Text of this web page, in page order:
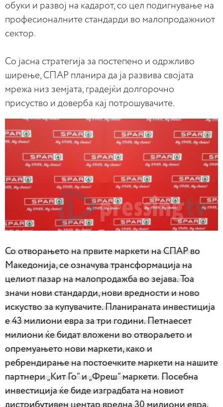
обуки и развој на кадарот, со цел подигнување на
професионалните стандарди во малопродажниот
сектор.
Со јасна стратегија за постепено и одржливо
ширење, СПАР планира да ја развива својата
мрежа низ земјата, градејќи долгорочно
присуство и доверба кај потрошувачите.
Со отворањето на првите маркети на СПАР во
Македонија, се означува трансформација на
целиот пазар на малопродажба во зејава. Тоа
значи нови стандарди, нови вредности и ново
искуство за купувачите. Планираната инвестиција
е 43 милиони евра за три години. Петнаесет
милиони ќе бидат вложени во отвораљето и
опремуањето нови маркети, како и
ребрендирање на постоечките маркети на нашите
партнери „Кит Го“ и „Фреш“ маркети. Посебна
инвестиција ќе биде изградбата на новиот
дистрибутивен центар вредна 30 милиони евра.